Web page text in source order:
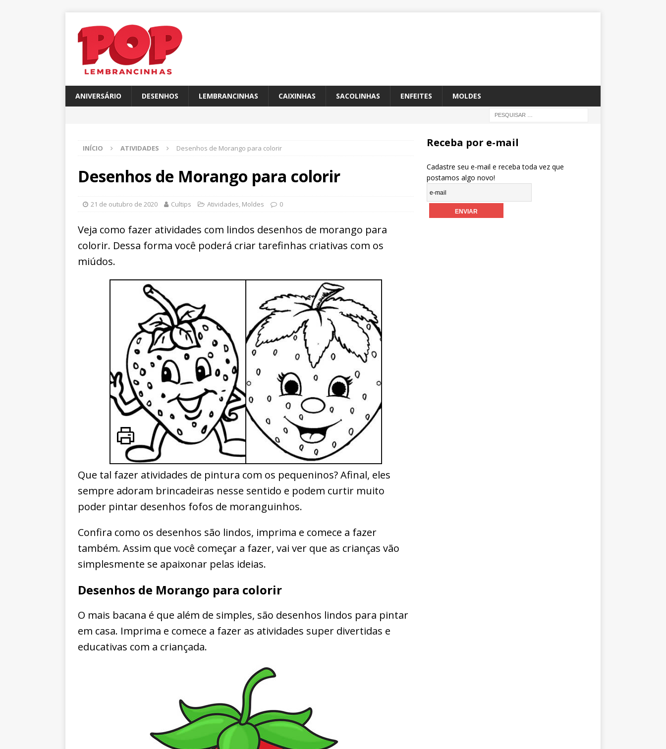
ANIVERSÁRIO DESENHOS LEMBRANCINHAS CAIXINHAS SACOLINHAS ENFEITES MOLDES
INÍCIO ATIVIDADES Desenhos de Morango para colorir
Desenhos de Morango para colorir
21 de outubro de 2020 Cultips Atividades, Moldes 0
Veja como fazer atividades com lindos desenhos de morango para
colorir. Dessa forma você poderá criar tarefinhas criativas com os
miúdos.
Que tal fazer atividades de pintura com os pequeninos? Afinal, eles
sempre adoram brincadeiras nesse sentido e podem curtir muito
poder pintar desenhos fofos de moranguinhos.
Confira como os desenhos são lindos, imprima e comece a fazer
também. Assim que você começar a fazer, vai ver que as crianças vão
simplesmente se apaixonar pelas ideias.
Desenhos de Morango para colorir
O mais bacana é que além de simples, são desenhos lindos para pintar
em casa. Imprima e comece a fazer as atividades super divertidas e
educativas com a criançada.
Receba por e-mail
Cadastre seu e-mail e receba toda vez que
postamos algo novo!